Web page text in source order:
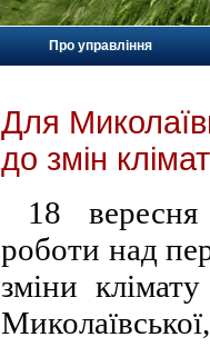
Про управління
Для
до змін
18 вересня
роботи над
зміни